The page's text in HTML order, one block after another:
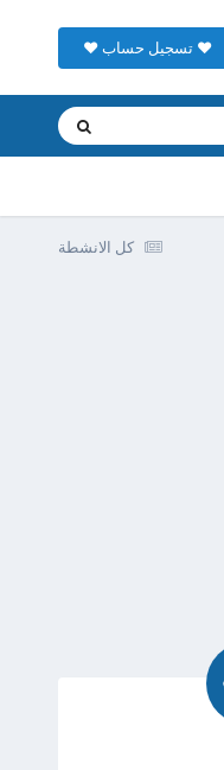
♥ تسجيل حساب ♥
كل الانشطة